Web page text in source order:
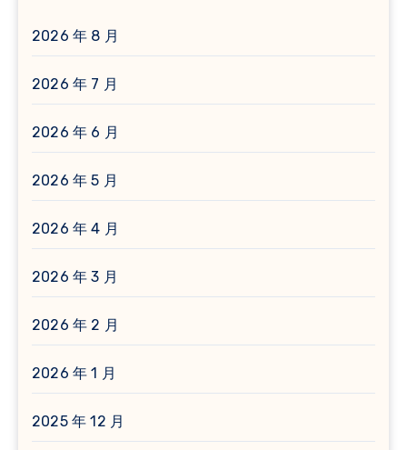
2026 年 8 月
2026 年 7 月
2026 年 6 月
2026 年 5 月
2026 年 4 月
2026 年 3 月
2026 年 2 月
2026 年 1 月
2025 年 12 月